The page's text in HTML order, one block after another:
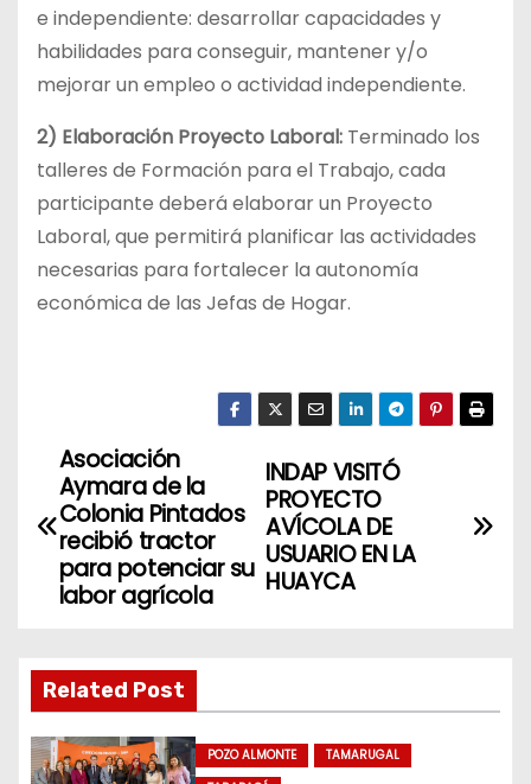
e independiente: desarrollar capacidades y
habilidades para conseguir, mantener y/o
mejorar un empleo o actividad independiente.
2) Elaboración Proyecto Laboral: Terminado los
talleres de Formación para el Trabajo, cada
participante deberá elaborar un Proyecto
Laboral, que permitirá planificar las actividades
necesarias para fortalecer la autonomía
económica de las Jefas de Hogar.
N
a
g
a
c
INDAP VISITÓ
PROYECTO
AVÍCOLA DE
USUARIO EN LA
HUAYCA
Asociación
Aymara de la
Colonia Pintados
recibió tractor
para potenciar su
labor agrícola
Related Post
POZO ALMONTE
TAMARUGAL